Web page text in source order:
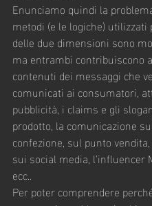
Enunciamo quindi la
metodi (e le logiche) utilizzati
delle due dimensioni sono
ma entrambi contribuiscono
contenuti dei messaggi che
comunicati ai consumatori,
pubblicità, i claims e gli
prodotto, la comunicazione
confezione, sul punto
sui social media, l’influencer
ecc..
Per poter comprendere